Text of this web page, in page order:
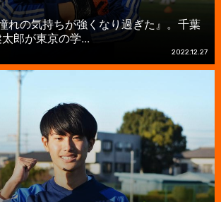
れの気持ちが強くなり過ぎた』。千葉
郎が東京の学...
2022.12.27